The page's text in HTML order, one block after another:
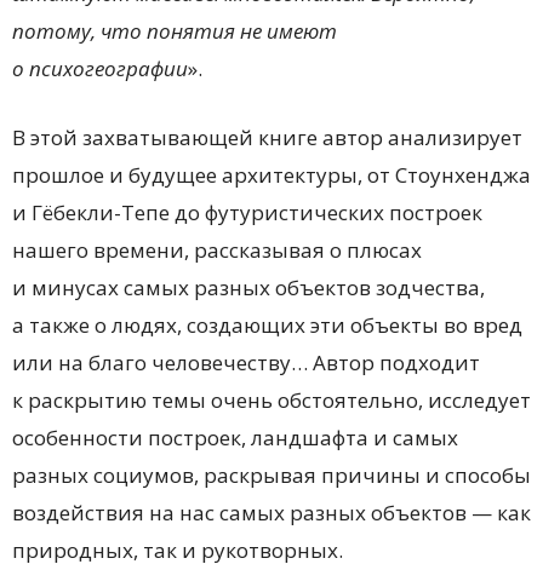
потому, что понятия не имеют
о психогеографии».
В этой захватывающей книге автор анализирует
прошлое и будущее архитектуры, от Стоунхенджа
и Гёбекли-Тепе до футуристических построек
нашего времени, рассказывая о плюсах
и минусах самых разных объектов зодчества,
а также о людях, создающих эти объекты во вред
или на благо человечеству… Автор подходит
к раскрытию темы очень обстоятельно, исследует
особенности построек, ландшафта и самых
разных социумов, раскрывая причины и способы
воздействия на нас самых разных объектов — как
природных, так и рукотворных.